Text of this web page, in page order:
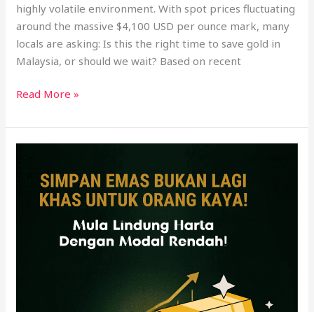
highly volatile environment. With spot prices fluctuating
around the massive $4,100 USD per ounce mark, many
locals are asking: Is this the right time to save gold in
Malaysia, or should we wait? Based on recent
Read More »
Modal
Rendah: